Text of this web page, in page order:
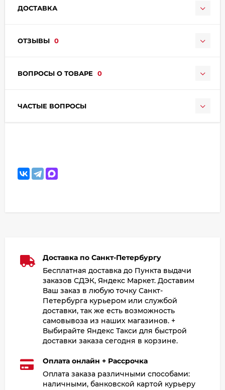
ДОСТАВКА
ОТЗЫВЫ 0
ВОПРОСЫ О ТОВАРЕ 0
ЧАСТЫЕ ВОПРОСЫ
Доставка по Санкт-Петербургу
Бесплатная доставка до Пункта выдачи
заказов СДЭК, Яндекс Маркет. Доставим
Ваш заказ в любую точку Санкт-
Петербурга курьером или службой
доставки, так же есть возможность
самовывоза из наших магазинов. +
Выбирайте Яндекс Такси для быстрой
доставки заказа сегодня в корзине.
Оплата онлайн + Рассрочка
Оплата заказа различными способами:
наличными, банковской картой курьеру